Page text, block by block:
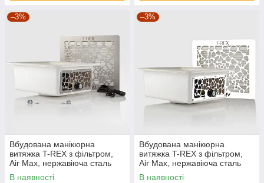
–3%
Вбудована манікюрна
витяжка T-REX з фільтром,
Air Max, нержавіюча сталь
В наявності
–3%
Вбудована манікюрна
витяжка T-REX з фільтром,
Air Max, нержавіюча сталь
White
В наявності